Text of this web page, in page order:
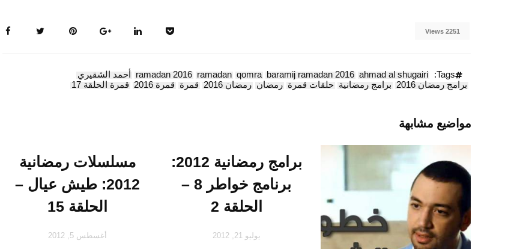
2251 Views
Tags:
ahmad al shugairi
baramij ramadan 2016
qomra
ramadan
ramadan 2016 أحمد الشقيري
برامج رمضان 2016
برامج رمضانية حلقات قمرة رمضان رمضان 2016 قمرة قمرة 2016 قمرة الحلقة 17
مواضيع مشابهة
مسلسلات رمضانية
2012: طيش عيال –
الحلقة 15
أغسطس 5, 2012
برامج رمضانية 2012:
برنامج خواطر 8 –
الحلقة 2
يوليو 21, 2012